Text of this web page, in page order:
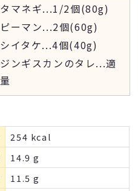
タマネギ...1/2個(80g)
ピーマン...2個(60g)
シイタケ...4個(40g)
ジンギスカンのタレ...適
量
254 kcal
14.9 g
11.5 g